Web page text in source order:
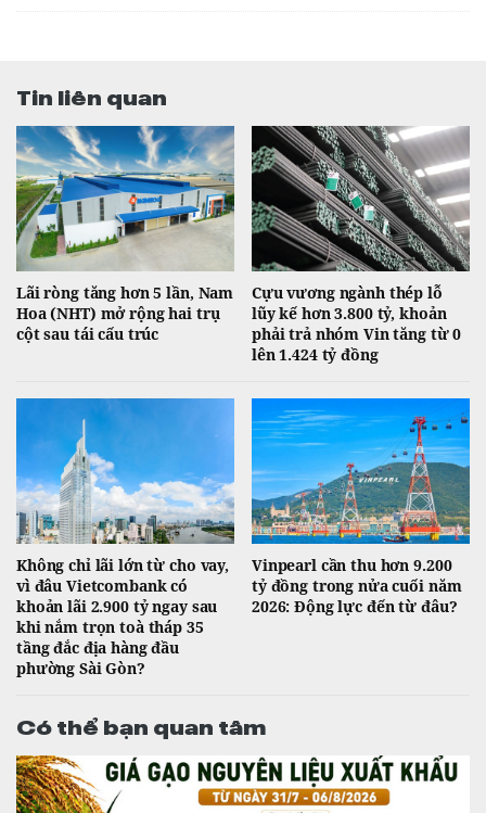
Tin liên quan
Lãi ròng tăng hơn 5 lần, Nam
Hoa (NHT) mở rộng hai trụ
cột sau tái cấu trúc
Cựu vương ngành thép lỗ
lũy kế hơn 3.800 tỷ, khoản
phải trả nhóm Vin tăng từ 0
lên 1.424 tỷ đồng
Không chỉ lãi lớn từ cho vay,
vì đâu Vietcombank có
khoản lãi 2.900 tỷ ngay sau
khi nắm trọn toà tháp 35
tầng đắc địa hàng đầu
phường Sài Gòn?
Vinpearl cần thu hơn 9.200
tỷ đồng trong nửa cuối năm
2026: Động lực đến từ đâu?
Có thể bạn quan tâm